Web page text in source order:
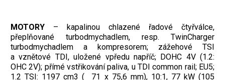
MOTORY – kapalinou chlazené řadové čtyřválce,
přeplňované turbodmychadlem, resp. TwinCharger
turbodmychadlem a kompresorem; zážehové TSI
a vznětové TDI, uložené vpředu napříč; DOHC 4V (1.2:
OHC 2V); přímé vstřikování paliva, u TDI common rail; EU5;
1.2 TSI: 1197 cm3 ( 71 x 75,6 mm), 10:1, 77 kW (105